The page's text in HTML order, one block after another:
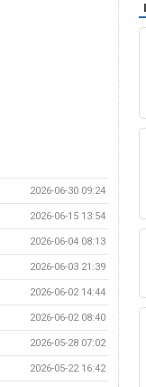
2026-06-30 09:24
2026-06-15 13:54
2026-06-04 08:13
2026-06-03 21:39
2026-06-02 14:44
2026-06-02 08:40
2026-05-28 07:02
2026-05-22 16:42